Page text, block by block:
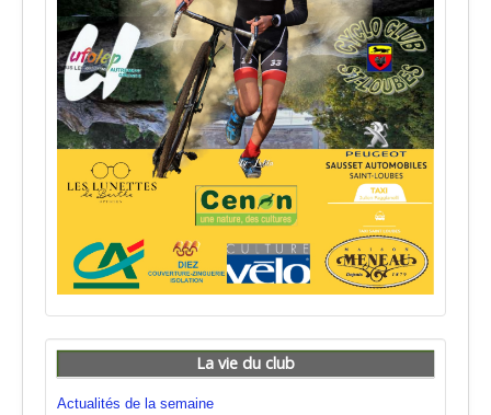
La vie du club
Actualités de la semaine